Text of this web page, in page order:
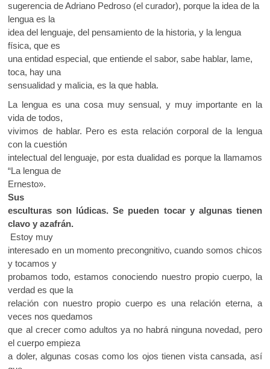
sugerencia de Adriano Pedroso (el curador), porque la idea de la
lengua es la
idea del lenguaje, del pensamiento de la historia, y la lengua
física, que es
una entidad especial, que entiende el sabor, sabe hablar, lame,
toca, hay una
sensualidad y malicia, es la que habla.
La lengua es una cosa muy sensual, y muy importante en la
vida de todos,
vivimos de hablar. Pero es esta relación corporal de la lengua
con la cuestión
intelectual del lenguaje, por esta dualidad es porque la llamamos
“La lengua de
Ernesto».
Sus
esculturas son lúdicas. Se pueden tocar y algunas tienen
clavo y azafrán.
Estoy muy
interesado en un momento precongnitivo, cuando somos chicos
y tocamos y
probamos todo, estamos conociendo nuestro propio cuerpo, la
verdad es que la
relación con nuestro propio cuerpo es una relación eterna, a
veces nos quedamos
que al crecer como adultos ya no habrá ninguna novedad, pero
el cuerpo empieza
a doler, algunas cosas como los ojos tienen vista cansada, así